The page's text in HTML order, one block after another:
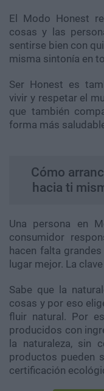
El Modo Honest
cosas y las
sentirse bien con
misma sintonía en
Ser Honest es
vivir y respetar el
que también
forma más
Cómo
hacia ti
Una persona en
consumidor
hacen falta
lugar mejor. La
Sabe que la
cosas y por eso
fluir natural. Por
producidos con
la naturaleza, sin
productos pueden
certificación